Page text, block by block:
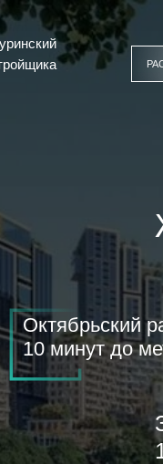
Октябрьский
10 минут до